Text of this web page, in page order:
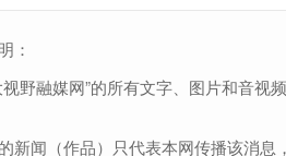
：
野融媒网”的所有文字、图片和音视
新闻（作品）只代表本网传播该消息